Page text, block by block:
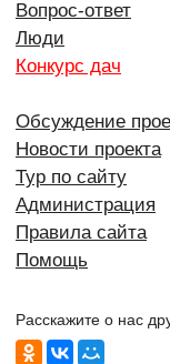
Вопрос-ответ
Люди
Конкурс дач
Обсуждение
Новости проекта
Тур по сайту
Администрация
Правила сайта
Помощь
Расскажите о нас